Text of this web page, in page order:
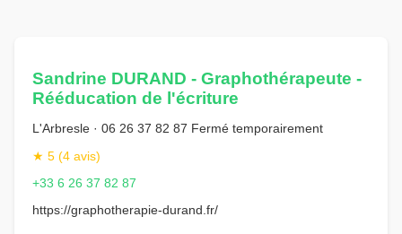
Sandrine DURAND - Graphothérapeute -
Rééducation de l'écriture
L'Arbresle · 06 26 37 82 87 Fermé temporairement
★ 5 (4 avis)
+33 6 26 37 82 87
https://graphotherapie-durand.fr/